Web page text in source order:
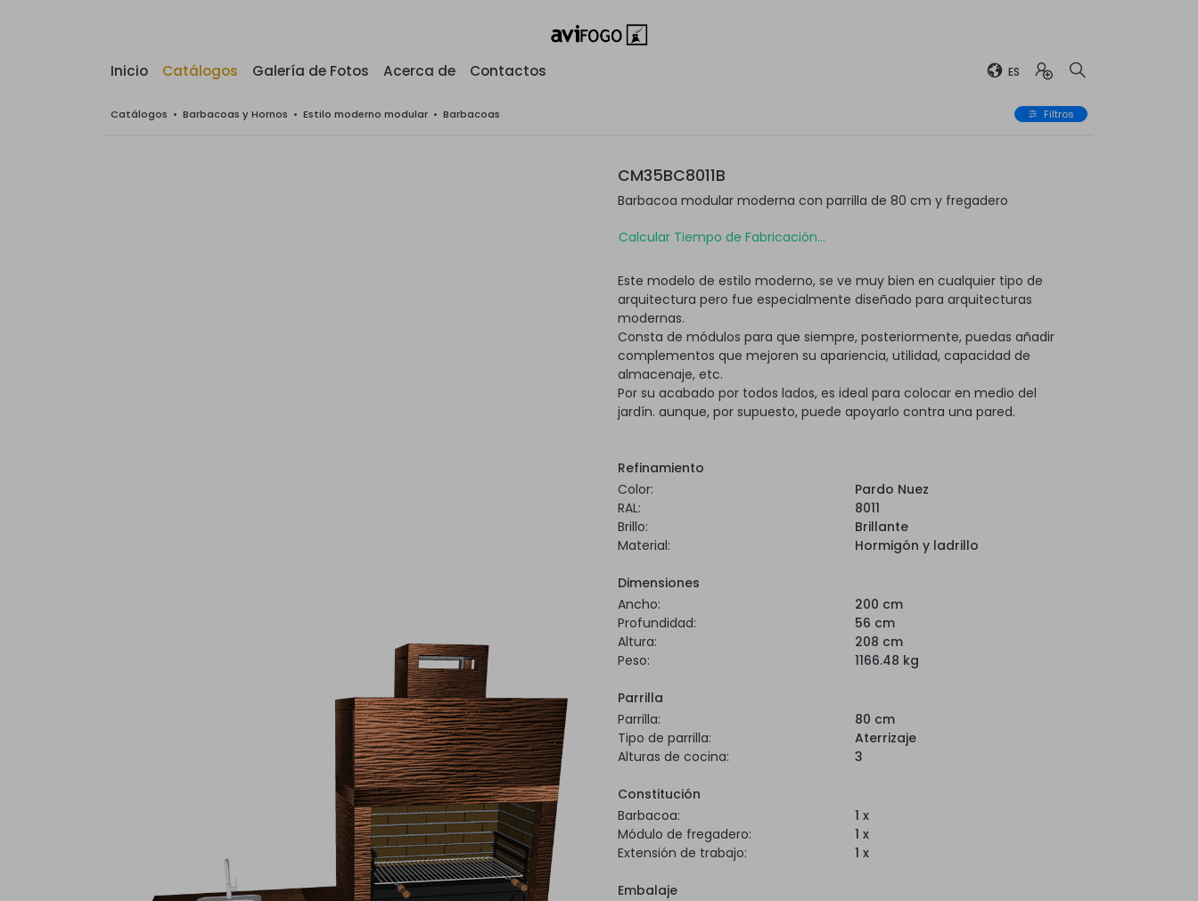
Inicio Catálogos Galería de Fotos Acerca de Contactos ES
Catálogos • Barbacoas y Hornos • Estilo moderno modular • Barbacoas Filtros
CM35BC8011B
Barbacoa modular moderna con parrilla de 80 cm y fregadero
Calcular Tiempo de Fabricación...
Este modelo de estilo moderno, se ve muy bien en cualquier tipo de
arquitectura pero fue especialmente diseñado para arquitecturas
modernas.
Consta de módulos para que siempre, posteriormente, puedas añadir
complementos que mejoren su apariencia, utilidad, capacidad de
almacenaje, etc.
Por su acabado por todos lados, es ideal para colocar en medio del
jardín. aunque, por supuesto, puede apoyarlo contra una pared.
Refinamiento
Color:
Pardo Nuez
RAL:
8011
Brillo:
Brillante
Material:
Hormigón y ladrillo
Dimensiones
Ancho:
200 cm
Profundidad:
56 cm
Altura:
208 cm
Peso:
1166.48 kg
Parrilla
Parrilla:
80 cm
Tipo de parrilla:
Aterrizaje
Alturas de cocina:
3
Constitución
Barbacoa:
1 x
Módulo de fregadero:
1 x
Extensión de trabajo:
1 x
Embalaje